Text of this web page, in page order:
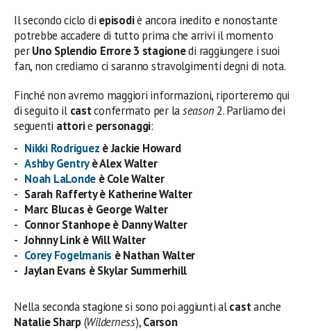
Il secondo ciclo di episodiè ancora inedito e nonostante
potrebbe accadere di tutto prima che arrivi il momento
perUno Splendio Errore 3 stagionedi raggiungere i suoi
fan, non crediamo ci saranno stravolgimenti degni di nota.
Finché non avremo maggiori informazioni, riporteremo qui
di seguito il castconfermato per laseason2. Parliamo dei
seguenti attorie personaggi:
Nikki Rodriguez è Jackie Howard
Ashby Gentryè Alex Walter
Noah LaLonde è Cole Walter
Sarah Rafferty è Katherine Walter
Marc Blucas è George Walter
Connor Stanhope è Danny Walter
Johnny Link è Will Walter
Corey Fogelmanis è Nathan Walter
Jaylan Evans è Skylar Summerhill
Nella seconda stagione si sono poi aggiunti alcastanche
Natalie Sharp(Wilderness),Carson